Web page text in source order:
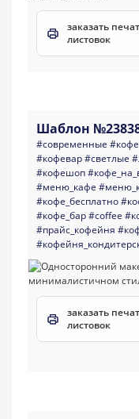
заказать
листовок
Шаблон
#современные
#кофевар#светлые
#кофешоп
#меню_кафе
#кофе_бесплатно
#кофе_бар#coffee
#прайс_кофейня
заказать
листовок